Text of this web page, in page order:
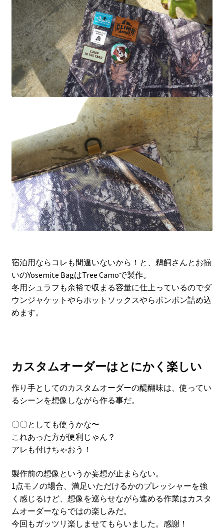
宿泊用ならコレも間違いないから！と、鵜飼さんとお揃
いのYosemite BagはTree Camoで製作。
冬用シュラフも余裕で収まる容量に仕上っているのでダ
ウンジャケットやらホットソックスやらポンポン詰め込
めます。
カスタムオーダーはとにかく楽しい
作り手としてのカスタムオーダーの醍醐味は、使ってい
るシーンを想像しながら作る事だ。
〇〇としても使うかな〜
これあった方が便利じゃん？
アレも付けちゃおう！
製作前の想像というか妄想が止まらない。
1点モノの場合、満足いただけるかのプレッシャーを強
く感じるけど、想像を巡らせながら進める作業はカスタ
ムオーダーならではの楽しみだ。
今回もガッツリ楽しませてもらいました。感謝！